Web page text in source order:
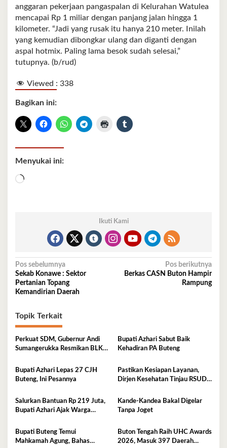
anggaran pekerjaan pangaspalan di Kelurahan Watulea
mencapai Rp 1 miliar dengan panjang jalan hingga 1
kilometer. “Jadi yang rusak itu hanya 210 meter. Inilah
yang kemudian dibongkar ulang dan diganti dengan
aspal hotmix. Paling lama besok sudah selesai,”
tutupnya. (b/rud)
Viewed : 338
Bagikan ini:
Menyukai ini:
Memuat...
Ikuti Kami
Navigasi
pos
Pos sebelumnya
Sekab Konawe : Sektor
Pertanian Topang
Kemandirian Daerah
Pos berikutnya
Berkas CASN Buton Hampir
Rampung
Topik Terkait
Perkuat SDM, Gubernur Andi
Sumangerukka Resmikan BLK
Bupati Azhari Sabut Baik
Kehadiran PA Buteng
Bupati Azhari Lepas 27 CJH
Buteng, Ini Pesannya
Pastikan Kesiapan Layanan,
Dirjen Kesehatan Tinjau RSUD
Salurkan Bantuan Rp 219 Juta,
Bupati Azhari Ajak Warga
Kande-Kandea Bakal Digelar
Tanpa Joget
Bupati Buteng Temui
Mahkamah Agung, Bahas
Buton Tengah Raih UHC Awards
2026, Masuk 397 Daerah